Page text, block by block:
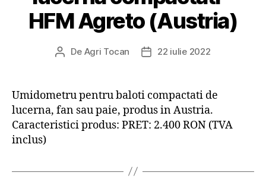
HFM Agreto (Austria)
Autor
De Agri Tocan
Dată22 iulie 2022
Umidometru pentru baloti compactati de
lucerna, fan sau paie, produs in Austria.
Caracteristici produs: PRET: 2.400 RON (TVA
inclus)